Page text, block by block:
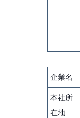
企業名
本社所
在地